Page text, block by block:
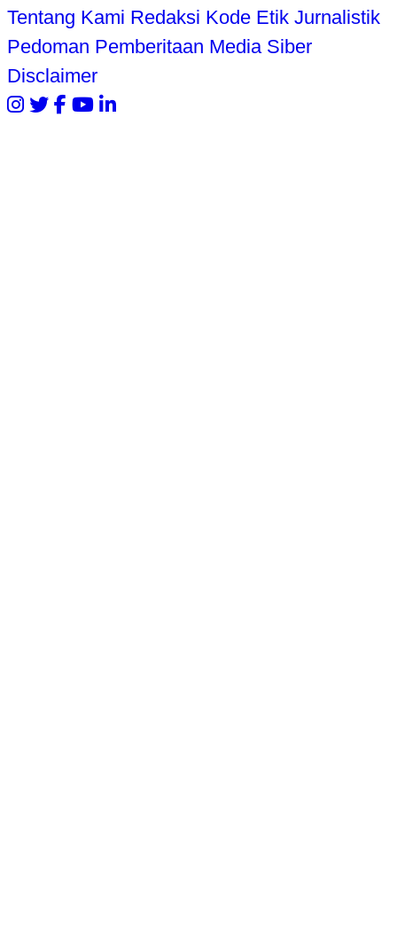
Tentang Kami Redaksi Kode Etik Jurnalistik
Pedoman Pemberitaan Media Siber
Disclaimer